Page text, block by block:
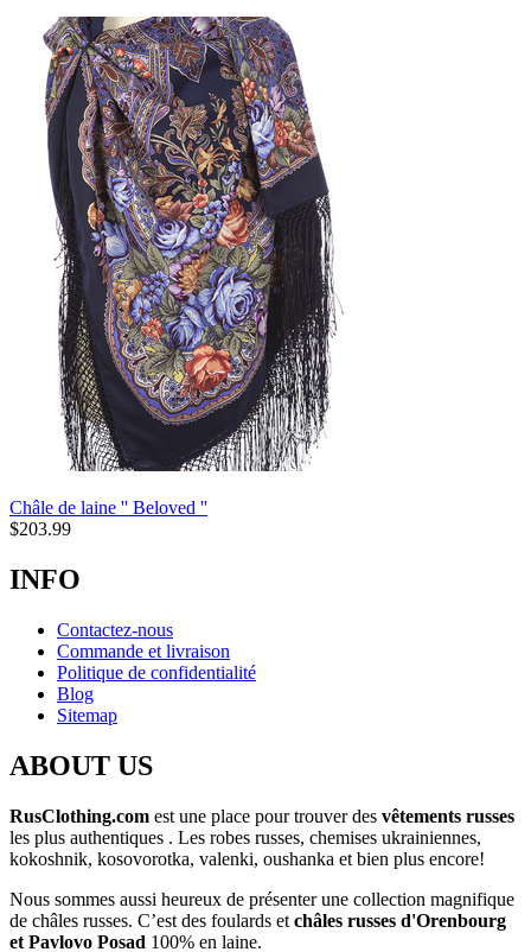
Châle de laine '' Beloved ''
$203.99
INFO
Contactez-nous
Commande et livraison
Politique de confidentialité
Blog
Sitemap
ABOUT US
RusClothing.com est une place pour trouver des vêtements russes
les plus authentiques . Les robes russes, chemises ukrainiennes,
kokoshnik, kosovorotka, valenki, oushanka et bien plus encore!
Nous sommes aussi heureux de présenter une collection magnifique
de châles russes. C’est des foulards et châles russes d'Orenbourg
et Pavlovo Posad 100% en laine.